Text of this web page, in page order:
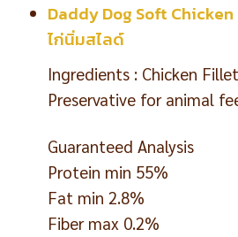
Daddy Dog Soft
ไก่นิ่มสไลด์
Ingredients : Chicken
Preservative for animal
Guaranteed Analysis
Protein min 55%
Fat min 2.8%
Fiber max 0.2%